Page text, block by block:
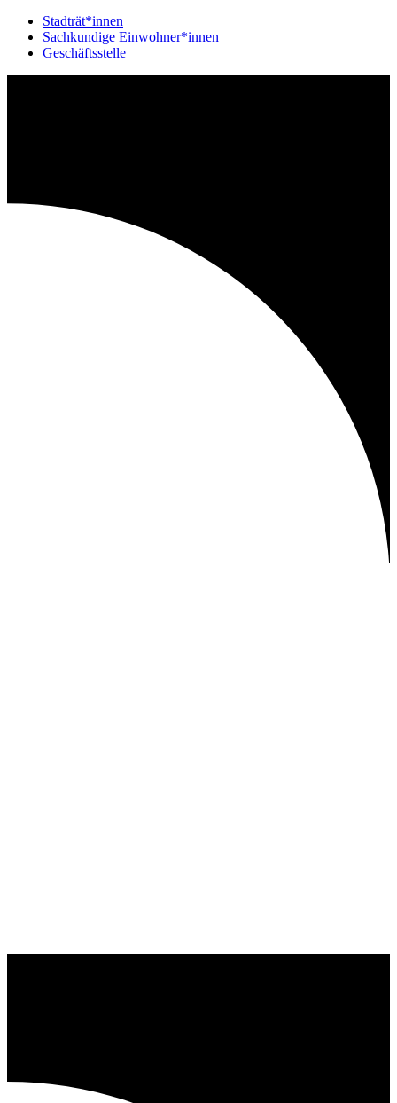
Stadträt*innen
Sachkundige Einwohner*innen
Geschäftsstelle